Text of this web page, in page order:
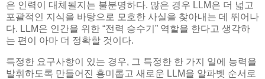
은 인력이 대체될지는 불분명하다. 많은 경우 LLM은 더 넓고
포괄적인 지식을 바탕으로 모호한 사실을 찾아내는 데 뛰어나
다. LLM은 인간을 위한 “전력 승수기” 역할을 한다고 생각하
는 편이 아마 더 정확할 것이다.
특정한 요구사항이 있는 경우, 그 특정한 한 가지 일에 능력을
발휘하도록 만들어진 흥미롭고 새로운 LLM을 알파벳 순서로